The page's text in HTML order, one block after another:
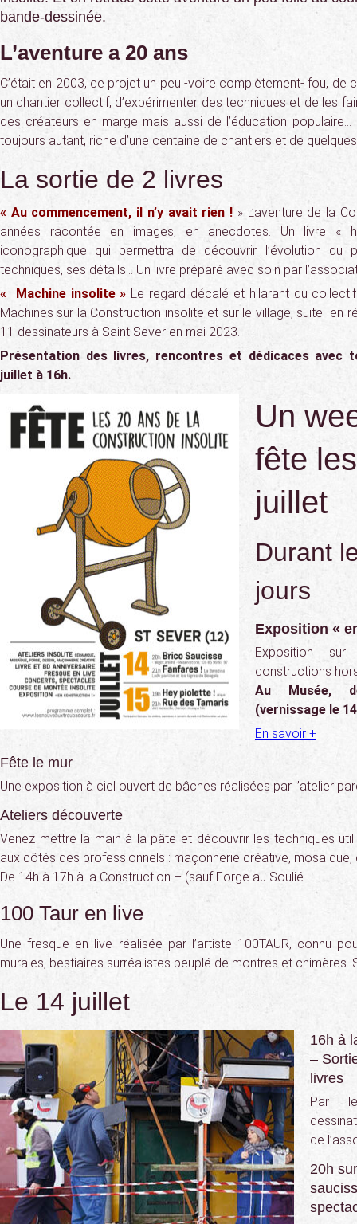
bande-dessinée.
L’aventure a 20 ans
C’était en 2003, ce projet un peu -voire complètement- fou, de
un chantier collectif, d’expérimenter des techniques et de les
des créateurs en marge mais aussi de l’éducation
toujours autant, riche d’une centaine de chantiers et de
La sortie de 2 livres
« Au commencement, il n’y avait rien ! » L’aventure de la
années racontée en images, en anecdotes. Un livre «
iconographique qui permettra de découvrir l’évolution du
techniques, ses détails… Un livre préparé avec soin par
« Machine insolite » Le regard décalé et hilarant du
Machines sur la Construction insolite et sur le village, suite en
11 dessinateurs à Saint Sever en mai 2023.
Présentation des livres, rencontres et dédicaces avec
juillet à 16h.
Un
fête
juillet
Durant
jours
Exposition «
Exposition
constructions
Au Musée,
(vernissage le
En savoir +
Fête le mur
Une exposition à ciel ouvert de bâches réalisées par l’atelier
Ateliers découverte
Venez mettre la main à la pâte et découvrir les techniques
aux côtés des professionnels : maçonnerie créative, mosaïque,
De 14h à 17h à la Construction – (sauf Forge au Soulié.
100 Taur en live
Une fresque en live réalisée par l’artiste 100TAUR, connu
murales, bestiaires surréalistes peuplé de montres et chimères.
Le 14 juillet
16h à
–
livres
Par
de
20h